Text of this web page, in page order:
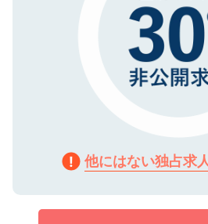
他にはない独占求